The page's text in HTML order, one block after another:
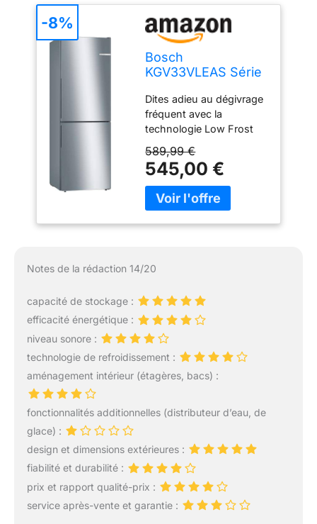
Bosch
KGV33VLEAS Série
combiné, pose-
libre, LowFrost
Dites adieu au dégivrage
fréquent avec la
technologie Low Frost
réfrigérateur congélateur
Bosch. Elle réduit la
formation de givre, vous
faisant gagner du temps
conservation idéales
légumes, leur permettant
de rester frais plus
longtemps. Réduisez le
gaspillage avec notre
frigo congélateur. Avec
recoins sombres.
réfrigérateur combiné est
Gagnez en visibilité et
réduisez le gaspillage
grâce à la technologie
LED. La fonction Super
Congélation garantit la
589,99 €
545,00 €
-8%
Notes de la rédaction 14/20
capacité de stockage :
efficacité énergétique :
niveau sonore :
technologie de refroidissement :
aménagement intérieur (étagères, bacs) :
fonctionnalités additionnelles (distributeur d’eau, de
glace) :
design et dimensions extérieures :
fiabilité et durabilité :
prix et rapport qualité-prix :
service après-vente et garantie :